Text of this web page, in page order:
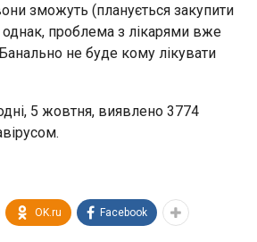
зможуть (планується закупити
проблема з лікарями вже
не буде кому лікувати
5 жовтня, виявлено 3774
OK.ru Facebook